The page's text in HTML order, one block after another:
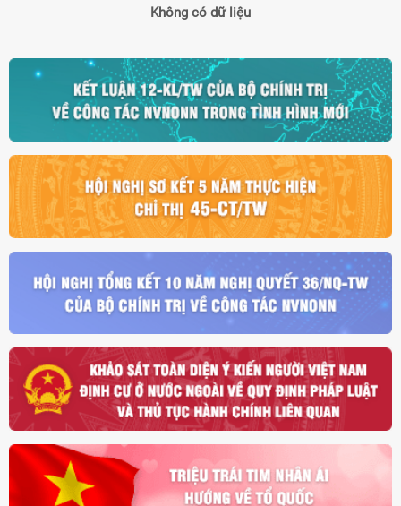
Không có dữ liệu